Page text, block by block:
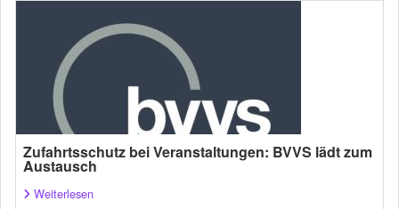
Zufahrtsschutz bei Veranstaltungen: BVVS lädt zum
Austausch
Weiterlesen